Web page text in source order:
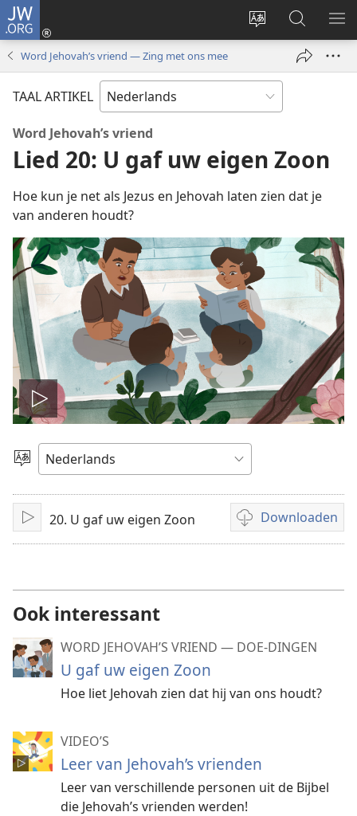
JW.ORG
Taal
wijzigen
Inloggen
(opent
Zoeken
op
JW.ORG
Word Jehovah’s vriend — Zing met ons mee
TAAL ARTIKEL
Word Jehovah’s vriend
Lied 20: U gaf uw eigen Zoon
Hoe kun je net als Jezus en Jehovah laten zien dat je
van anderen houdt?
Video
afspelen
Taal
kiezen
Afspelen
20. U gaf uw eigen Zoon Downloaden
Downloadopties
video
Ook interessant
WORD JEHOVAH’S VRIEND — DOE-DINGEN
U gaf uw eigen Zoon
Hoe liet Jehovah zien dat hij van ons houdt?
VIDEO’S
Leer van Jehovah’s vrienden
Leer van verschillende personen uit de Bijbel
die Jehovah’s vrienden werden!